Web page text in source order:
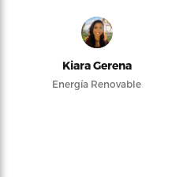
Kiara Gerena
Energía Renovable